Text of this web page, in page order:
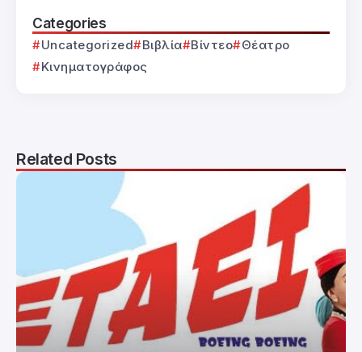
Categories
Uncategorized Βιβλία Βίντεο
Θέατρο
Κινηματογράφος
Related Posts